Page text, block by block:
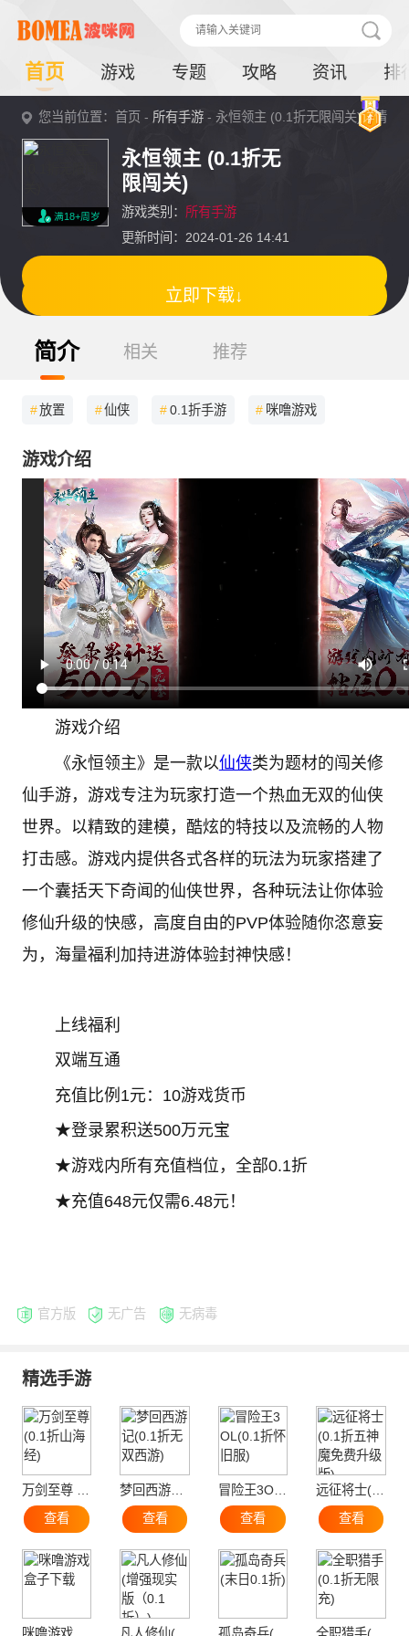
首页 游戏 专题 攻略 资讯 排
您当前位置：首页 - 所有手游 - 永恒领主 (0.1折无限闯关)详情
满18+周岁
永恒领主 (0.1折无
限闯关)
游戏类别： 所有手游
更新时间：2024-01-26 14:41
立即下载↓
简介 相关 推荐
#放置 #仙侠 #0.1折手游 # 咪噜游戏
游戏介绍
游戏介绍
《永恒领主》是一款以仙侠类为题材的闯关修
仙手游，游戏专注为玩家打造一个热血无双的仙侠
世界。以精致的建模，酷炫的特技以及流畅的人物
打击感。游戏内提供各式各样的玩法为玩家搭建了
一个囊括天下奇闻的仙侠世界，各种玩法让你体验
修仙升级的快感，高度自由的PVP体验随你恣意妄
为，海量福利加持进游体验封神快感！
上线福利
双端互通
充值比例1元：10游戏货币
★登录累积送500万元宝
★游戏内所有充值档位，全部0.1折
★充值648元仅需6.48元！
官方版 无广告 无病毒
精选手游
查看
查看
冒险王3OL(0.1折怀旧服)
查看
查看